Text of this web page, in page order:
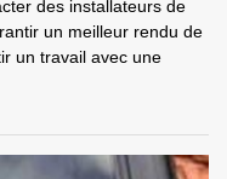
des installateurs de
un meilleur rendu de
un travail avec une